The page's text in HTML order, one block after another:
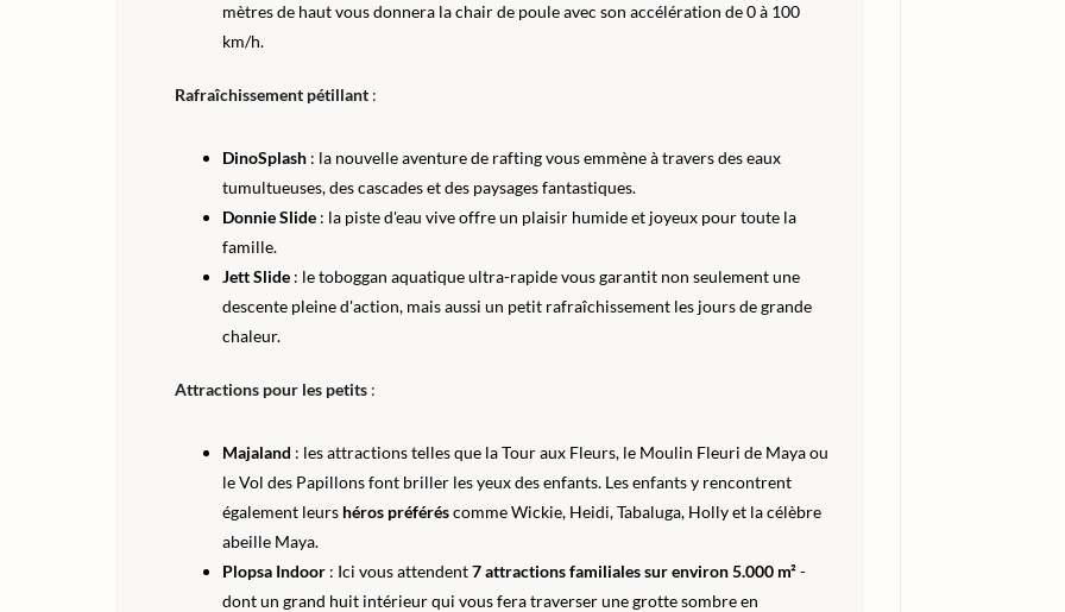
mètres de haut vous donnera la chair de poule avec son accélération de 0 à 100
km/h.
Rafraîchissement pétillant :
DinoSplash : la nouvelle aventure de rafting vous emmène à travers des eaux
tumultueuses, des cascades et des paysages fantastiques.
Donnie Slide : la piste d'eau vive offre un plaisir humide et joyeux pour toute la
famille.
Jett Slide : le toboggan aquatique ultra-rapide vous garantit non seulement une
descente pleine d'action, mais aussi un petit rafraîchissement les jours de grande
chaleur.
Attractions pour les petits :
Majaland : les attractions telles que la Tour aux Fleurs, le Moulin Fleuri de Maya ou
le Vol des Papillons font briller les yeux des enfants. Les enfants y rencontrent
également leurs héros préféréscomme Wickie, Heidi, Tabaluga, Holly et la célèbre
abeille Maya.
Plopsa Indoor : Ici vous attendent7 attractions familiales sur environ 5.000 m²-
dont un grand huit intérieur qui vous fera traverser une grotte sombre en